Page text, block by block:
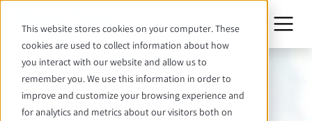
This website stores cookies on your computer. These
cookies are used to collect information about how
you interact with our website and allow us to
remember you. We use this information in order to
improve and customize your browsing experience and
for analytics and metrics about our visitors both on